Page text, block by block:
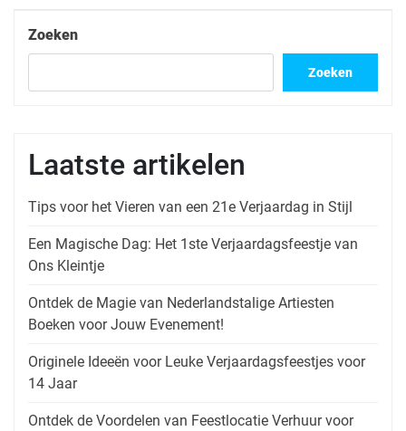
Zoeken
Zoeken
Laatste artikelen
Tips voor het Vieren van een 21e Verjaardag in Stijl
Een Magische Dag: Het 1ste Verjaardagsfeestje van
Ons Kleintje
Ontdek de Magie van Nederlandstalige Artiesten
Boeken voor Jouw Evenement!
Originele Ideeën voor Leuke Verjaardagsfeestjes voor
14 Jaar
Ontdek de Voordelen van Feestlocatie Verhuur voor